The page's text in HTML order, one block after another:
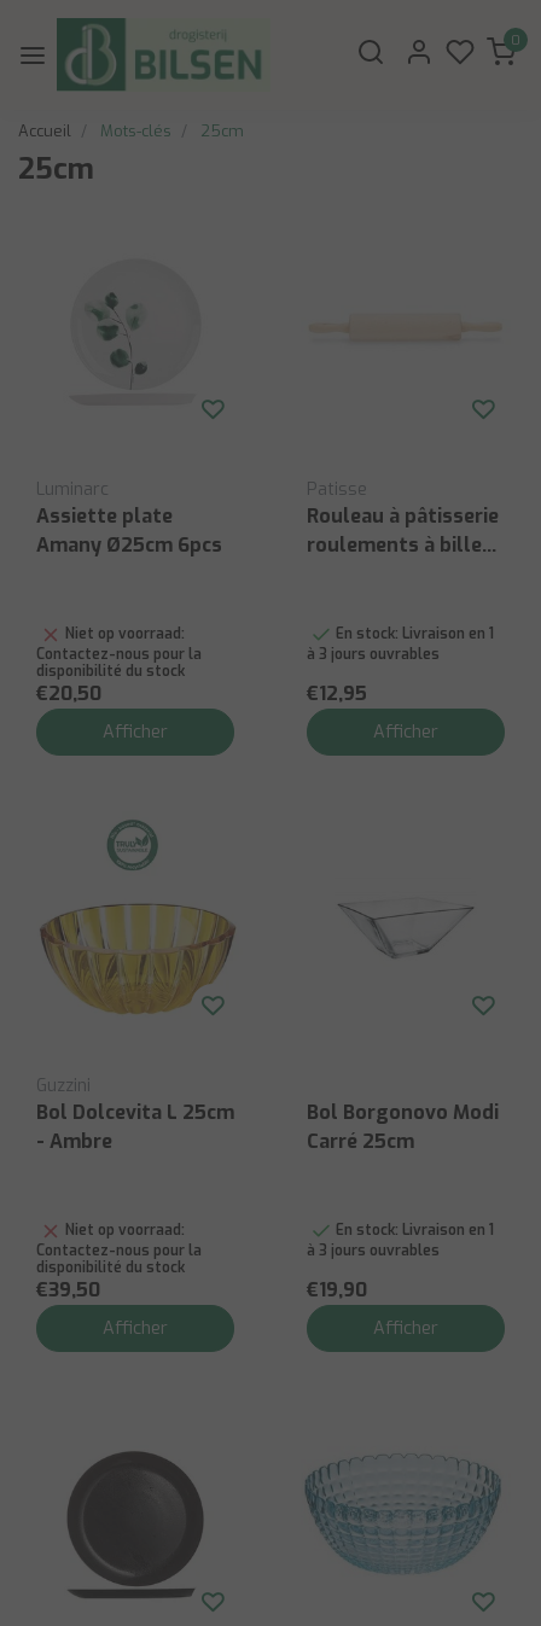
0
Accueil Mots-clés 25cm
25cm
Luminarc
Assiette plate
Amany Ø25cm 6pcs
Niet op voorraad:
Contactez-nous pour la
disponibilité du stock
€20,50
Afficher
Patisse
Rouleau à pâtisserie
roulements à billes
En stock: Livraison en 1
à 3 jours ouvrables
€12,95
Afficher
Guzzini
Bol Dolcevita L 25cm
- Ambre
Niet op voorraad:
Contactez-nous pour la
disponibilité du stock
€39,50
Afficher
Bol Borgonovo Modi
Carré 25cm
En stock: Livraison en 1
à 3 jours ouvrables
€19,90
Afficher